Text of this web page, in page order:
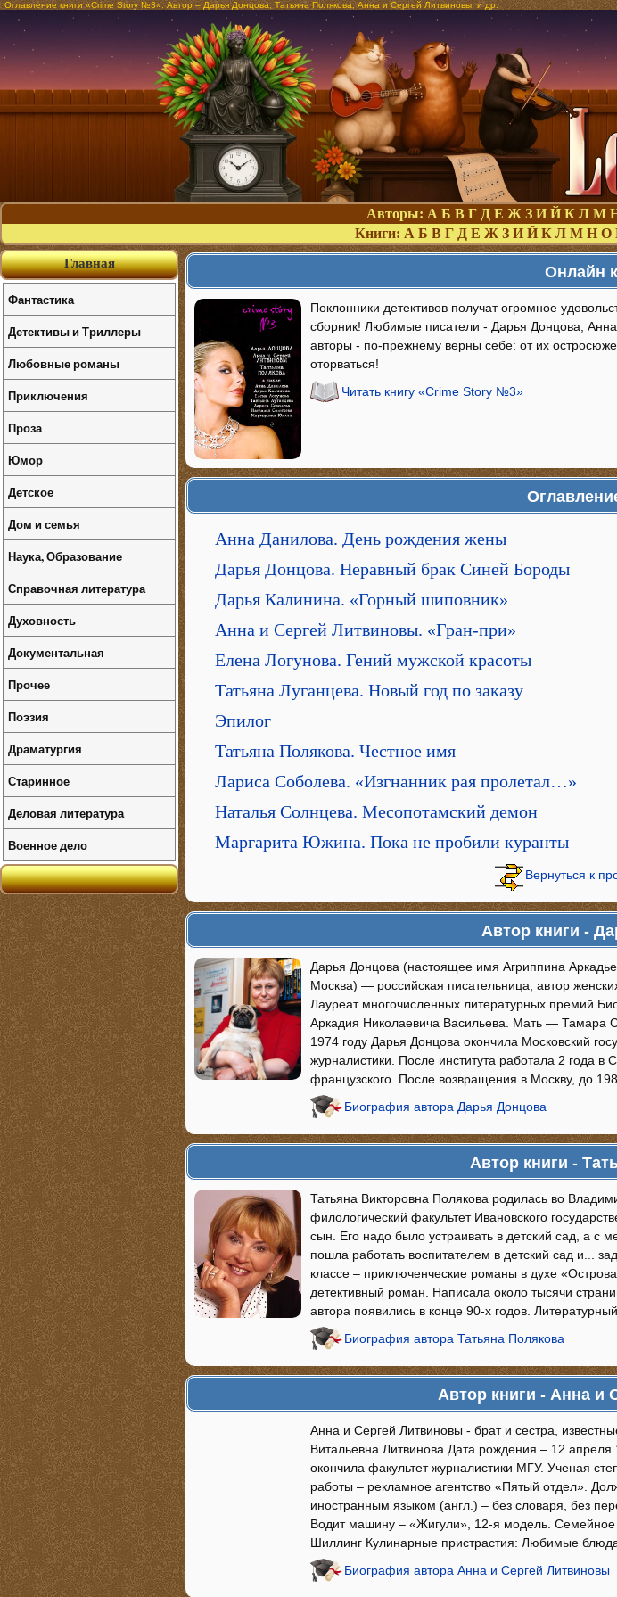
Оглавление книги «Crime Story №3». Автор – Дарья Донцова, Татьяна Полякова, Анна и Сергей Литвиновы, и др.
Авторы: А Б В Г Д Е Ж З И Й К Л М
Книги: А Б В Г Д Е Ж З И Й К Л М Н О
Онлайн
Поклонники детективов получат огромное
сборник! Любимые писатели - Дарья Донцова,
авторы - по-прежнему верны себе: от их
оторваться!
Читать книгу «Crime Story №3»
Анна Данилова. День рождения жены
Дарья Донцова. Неравный брак Синей Бороды
Дарья Калинина. «Горный шиповник»
Анна и Сергей Литвиновы. «Гран-при»
Елена Логунова. Гений мужской красоты
Татьяна Луганцева. Новый год по заказу
Эпилог
Татьяна Полякова. Честное имя
Лариса Соболева. «Изгнанник рая пролетал…»
Наталья Солнцева. Месопотамский демон
Маргарита Южина. Пока не пробили куранты
Вернуться к
Автор книги -
Дарья Донцова (настоящее имя Агриппина
Москва) — российская писательница, автор
Лауреат многочисленных литературных
Аркадия Николаевича Васильева. Мать — Тамара
1974 году Дарья Донцова окончила Московский
журналистики. После института работала 2 года в
французского. После возвращения в Москву, до
Биография автора Дарья Донцова
Автор книги -
Татьяна Викторовна Полякова родилась во
филологический факультет Ивановского
сын. Его надо было устраивать в детский сад, а с
пошла работать воспитателем в детский сад и...
классе – приключенческие романы в духе
детективный роман. Написала около тысячи
автора появились в конце 90-х годов.
Биография автора Татьяна Полякова
Автор книги - Анна и
Анна и Сергей Литвиновы - брат и сестра,
Витальевна Литвинова Дата рождения – 12
окончила факультет журналистики МГУ. Ученая
работы – рекламное агентство «Пятый отдел».
иностранным языком (англ.) – без словаря, без
Водит машину – «Жигули», 12-я модель.
Шиллинг Кулинарные пристрастия: Любимые
Биография автора Анна и Сергей Литвиновы
Главная
Фантастика
Детективы и Триллеры
Любовные романы
Приключения
Проза
Юмор
Детское
Дом и семья
Наука, Образование
Справочная литература
Духовность
Документальная
Прочее
Поэзия
Драматургия
Старинное
Деловая литература
Военное дело